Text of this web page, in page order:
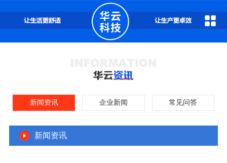
新闻资讯 企业新闻 常见问答
新闻资讯